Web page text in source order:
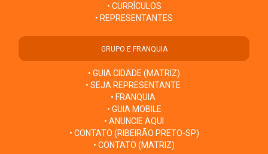
• CURRÍCULOS
• REPRESENTANTES
GRUPO E FRANQUIA
• GUIA CIDADE (MATRIZ)
• SEJA REPRESENTANTE
• FRANQUIA
• GUIA MOBILE
• ANUNCIE AQUI
• CONTATO (RIBEIRÃO PRETO-SP)
• CONTATO (MATRIZ)